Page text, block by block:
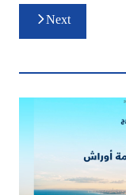
Next